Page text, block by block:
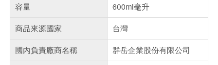
容量
600ml毫升
商品來源國家
台灣
國內負責廠商名稱
群岳企業股份有限公司